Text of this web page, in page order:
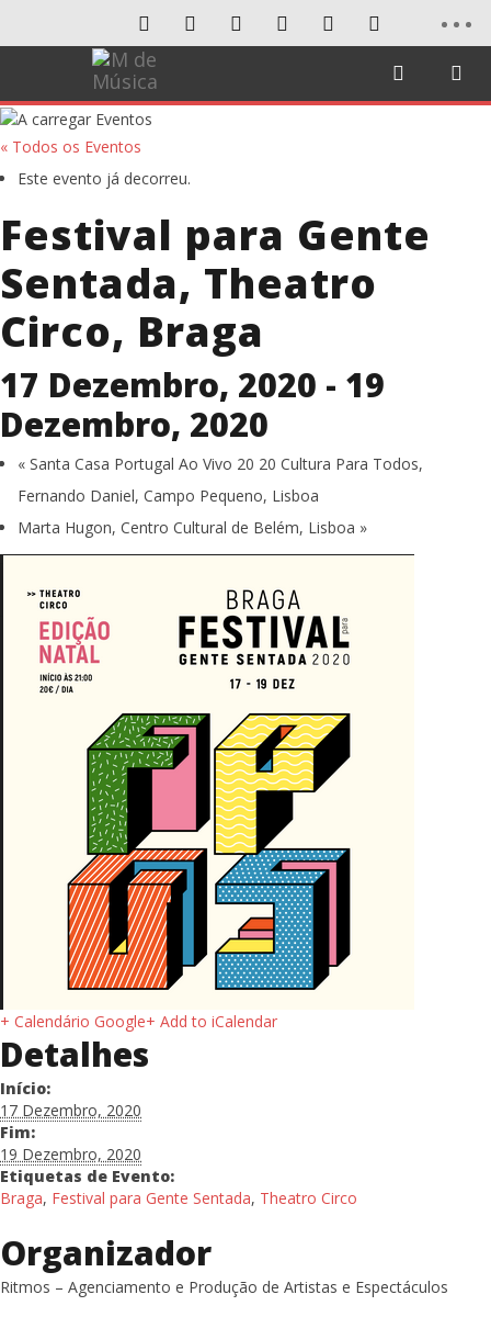
« Todos os Eventos
Este evento já decorreu.
Festival para Gente
Sentada, Theatro
Circo, Braga
17 Dezembro, 2020 - 19
Dezembro, 2020
« Santa Casa Portugal Ao Vivo 20 20 Cultura Para Todos,
Fernando Daniel, Campo Pequeno, Lisboa
Marta Hugon, Centro Cultural de Belém, Lisboa »
+ Calendário Google+ Add to iCalendar
Detalhes
Início:
17 Dezembro, 2020
Fim:
19 Dezembro, 2020
Etiquetas de Evento:
Braga, Festival para Gente Sentada, Theatro Circo
Organizador
Ritmos – Agenciamento e Produção de Artistas e Espectáculos